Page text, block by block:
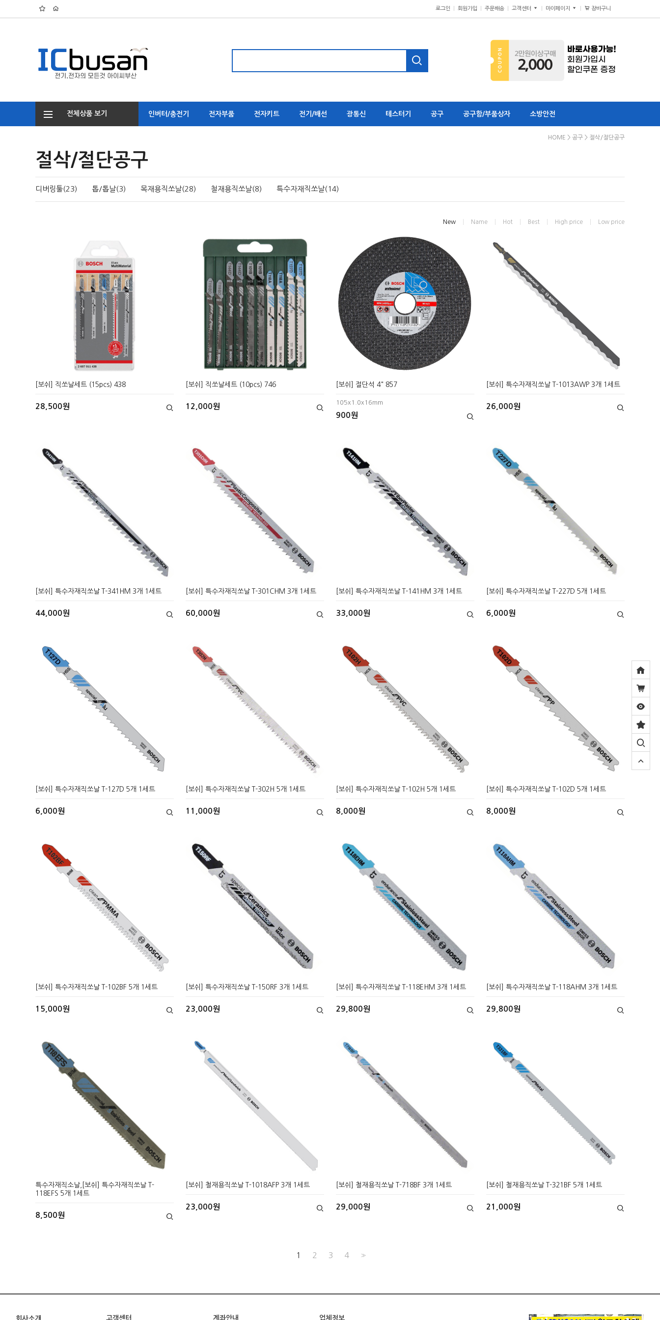
로그인 회원가입 주문배송 고객센터 마이페이지 장바구니
전체상품 보기 인버터/충전기 전자부품 전자키트 전기/배선 광통신 테스터기 공구 공구함/부품상자 소방안전
HOME > 공구 > 절삭/절단공구
절삭/절단공구
디버링툴(23) 톱/톱날(3) 목재용직쏘날(28) 철재용직쏘날(8) 특수자재직쏘날(14)
New Name Hot Best High price Low price
[보쉬] 직쏘날세트 (15pcs) 438
28,500원
[보쉬] 직쏘날세트 (10pcs) 746
12,000원
[보쉬] 절단석 4" 857
105x1.0x16mm
900원
[보쉬] 특수자재직쏘날 T-1013AWP 3개 1세트
26,000원
[보쉬] 특수자재직쏘날 T-341HM 3개 1세트
44,000원
[보쉬] 특수자재직쏘날 T-301CHM 3개 1세트
60,000원
[보쉬] 특수자재직쏘날 T-141HM 3개 1세트
33,000원
[보쉬] 특수자재직쏘날 T-227D 5개 1세트
6,000원
[보쉬] 특수자재직쏘날 T-127D 5개 1세트
6,000원
[보쉬] 특수자재직쏘날 T-302H 5개 1세트
11,000원
[보쉬] 특수자재직쏘날 T-102H 5개 1세트
8,000원
[보쉬] 특수자재직쏘날 T-102D 5개 1세트
8,000원
[보쉬] 특수자재직쏘날 T-102BF 5개 1세트
15,000원
[보쉬] 특수자재직쏘날 T-150RF 3개 1세트
23,000원
[보쉬] 특수자재직쏘날 T-118EHM 3개 1세트
29,800원
[보쉬] 특수자재직쏘날 T-118AHM 3개 1세트
29,800원
특수자재직소날,[보쉬] 특수자재직쏘날 T-
118EFS 5개 1세트
8,500원
[보쉬] 철재용직쏘날 T-1018AFP 3개 1세트
23,000원
[보쉬] 철재용직쏘날 T-718BF 3개 1세트
29,000원
[보쉬] 철재용직쏘날 T-321BF 5개 1세트
21,000원
1 2 3 4 >>
회사소개 고객센터 계좌안내 업체정보